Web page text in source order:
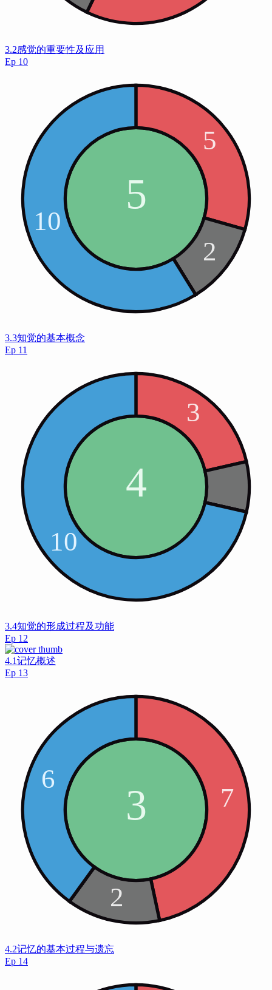
3.2感觉的重要性及应用
Ep 10
3.3知觉的基本概念
Ep 11
3.4知觉的形成过程及功能
Ep 12
4.1记忆概述
Ep 13
4.2记忆的基本过程与遗忘
Ep 14